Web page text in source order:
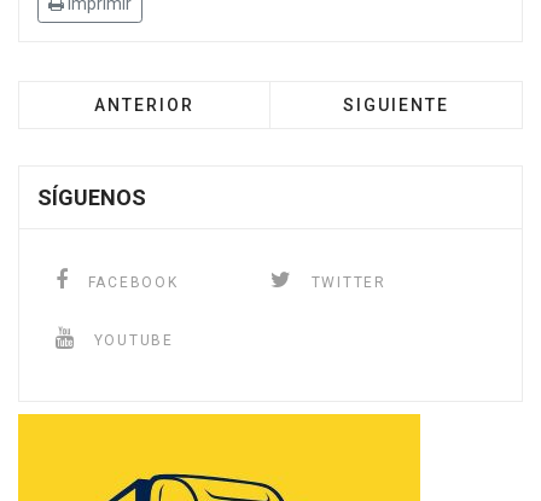
Imprimir
ANTERIOR SIGUIENTE
SÍGUENOS
FACEBOOK TWITTER
YOUTUBE